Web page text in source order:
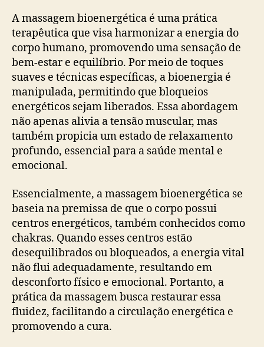
A massagem bioenergética é uma prática
terapêutica que visa harmonizar a energia do
corpo humano, promovendo uma sensação de
bem-estar e equilíbrio. Por meio de toques
suaves e técnicas específicas, a bioenergia é
manipulada, permitindo que bloqueios
energéticos sejam liberados. Essa abordagem
não apenas alivia a tensão muscular, mas
também propicia um estado de relaxamento
profundo, essencial para a saúde mental e
emocional.
Essencialmente, a massagem bioenergética se
baseia na premissa de que o corpo possui
centros energéticos, também conhecidos como
chakras. Quando esses centros estão
desequilibrados ou bloqueados, a energia vital
não flui adequadamente, resultando em
desconforto físico e emocional. Portanto, a
prática da massagem busca restaurar essa
fluidez, facilitando a circulação energética e
promovendo a cura.